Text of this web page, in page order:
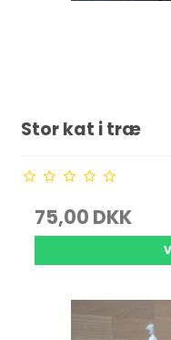
Stor kat i træ
75,00 DKK